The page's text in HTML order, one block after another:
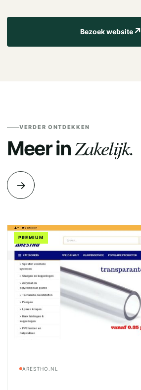
Bezoek website↗
VERDER ONTDEKKEN
Meer inZakelijk.
→
PREMIUM
ARESTHO.NL